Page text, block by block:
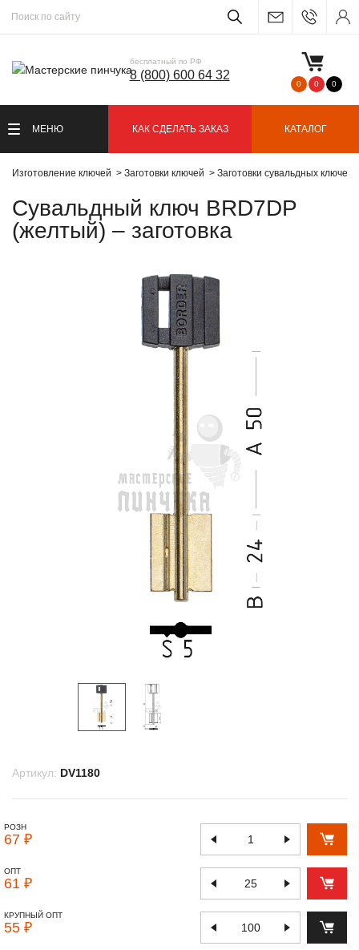
бесплатный по РФ
8 (800) 600 64 32
0 0 0
МЕНЮ КАК СДЕЛАТЬ ЗАКАЗ КАТАЛОГ
Изготовление ключей Заготовки ключей Заготовки сувальдных ключей
Сувальдный ключ BRD7DP
(желтый) – заготовка
Артикул: DV1180
РОЗН
67 ₽
ОПТ
61 ₽
КРУПНЫЙ ОПТ
55 ₽